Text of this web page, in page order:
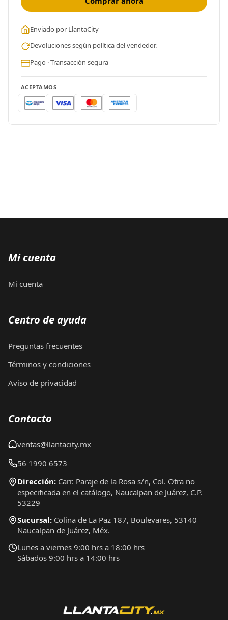
Enviado por LlantaCity
Devoluciones según política del vendedor.
Pago · Transacción segura
ACEPTAMOS
Mi cuenta
Mi cuenta
Centro de ayuda
Preguntas frecuentes
Términos y condiciones
Aviso de privacidad
Contacto
ventas@llantacity.mx
56 1990 6573
Dirección: Carr. Paraje de la Rosa s/n, Col. Otra no
especificada en el catálogo, Naucalpan de Juárez, C.P.
53229
Sucursal: Colina de La Paz 187, Boulevares, 53140
Naucalpan de Juárez, Méx.
Lunes a viernes 9:00 hrs a 18:00 hrs
Sábados 9:00 hrs a 14:00 hrs